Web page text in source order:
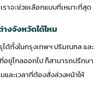
าจะช่วยเลือกแบบที่เหมาะที่สุด
งจังหวัดได้ไหม
ด้ทั้งในกรุงเทพฯ ปริมณฑล และ
ยู่ไกลออกไป ก็สามารถปรึกษา
และเวลาที่ต้องสั่งล่วงหน้าให้